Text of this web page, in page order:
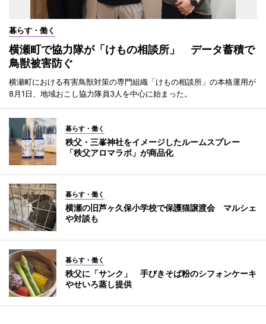
暮らす・働く
横瀬町で協力隊が「けもの相談所」 データ蓄積で
鳥獣被害防ぐ
横瀬町における有害鳥獣対策の専門組織「けもの相談所」の本格運用が
8月1日、地域おこし協力隊員3人を中心に始まった。
暮らす・働く
秩父・三峯神社をイメージしたルームスプレー
「秩父アロマラボ」が商品化
暮らす・働く
横瀬の旧芦ヶ久保小学校で保護猫譲渡会 マルシェ
や対談も
暮らす・働く
秩父に「サンク」 手びきそば粉のシフォンケーキ
やせいろ蒸し提供